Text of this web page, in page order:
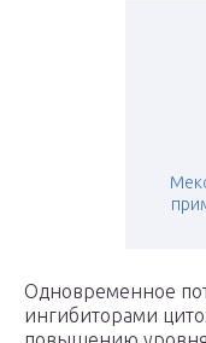
Одновременное
ингибиторами